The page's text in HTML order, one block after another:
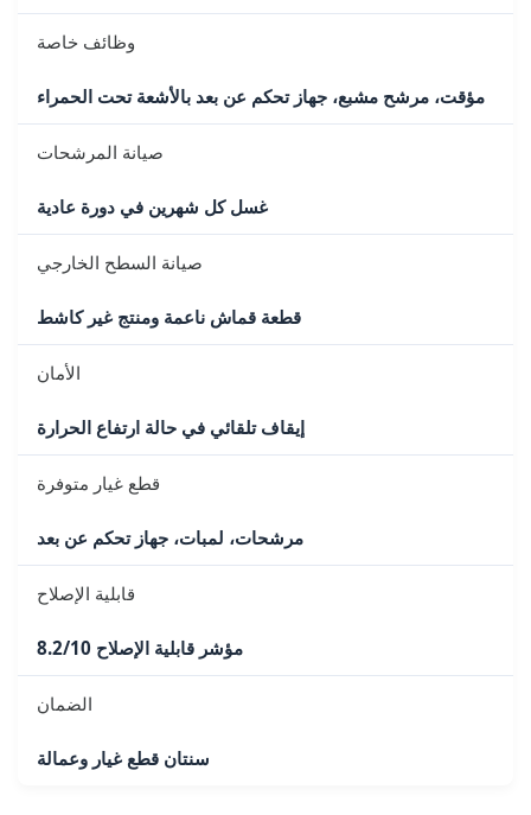
وظائف خاصة
مؤقت، مرشح مشبع، جهاز تحكم عن بعد بالأشعة تحت الحمراء
صيانة المرشحات
غسل كل شهرين في دورة عادية
صيانة السطح الخارجي
قطعة قماش ناعمة ومنتج غير كاشط
الأمان
إيقاف تلقائي في حالة ارتفاع الحرارة
قطع غيار متوفرة
مرشحات، لمبات، جهاز تحكم عن بعد
قابلية الإصلاح
مؤشر قابلية الإصلاح 8.2/10
الضمان
سنتان قطع غيار وعمالة